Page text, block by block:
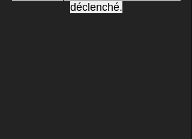
déclenché.